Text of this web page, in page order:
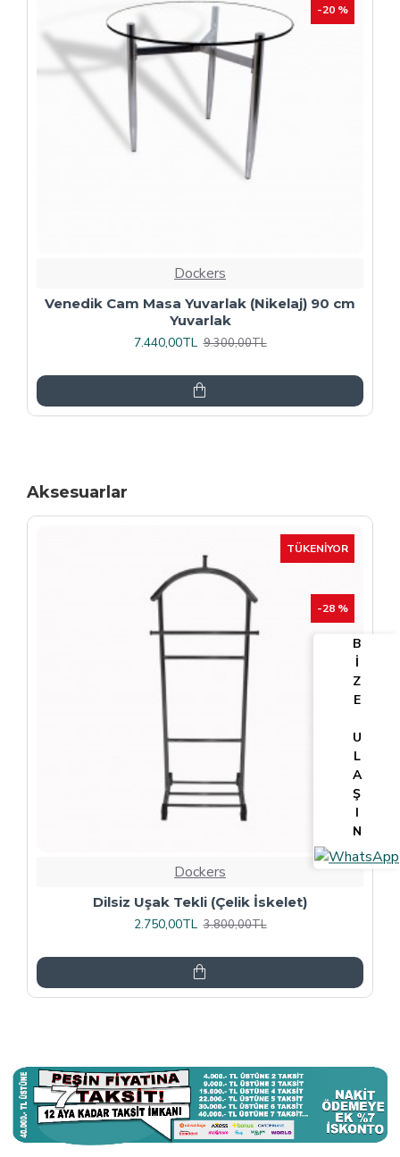
Dockers
Plaza Kare ESB Mutfak Masası (Werzalit,
Allzalit veya Wermodin Tablalı 80X80) -
Afyon Mermer
Aksesuarlar
TÜKENIYOR
-25 %
Dockers
Tv Lcd Standı 5484
3.375,00TL 4.500,00TL
B
İ
Z
E
U
L
A
Ş
I
N